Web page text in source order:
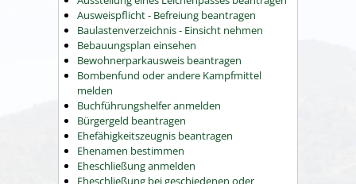
Ausweispflicht - Befreiung beantragen
Baulastenverzeichnis - Einsicht nehmen
Bebauungsplan einsehen
Bewohnerparkausweis beantragen
Bombenfund oder andere Kampfmittel
melden
Buchführungshelfer anmelden
Bürgergeld beantragen
Ehefähigkeitszeugnis beantragen
Ehenamen bestimmen
Eheschließung anmelden
Eheschließung bei geschiedenen oder